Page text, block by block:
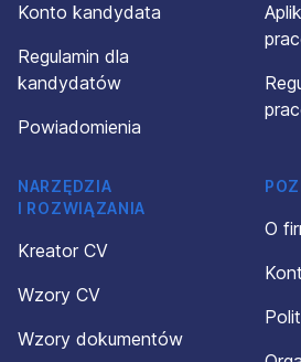
Konto kandydata
Regulamin dla
kandydatów
Powiadomienia
NARZĘDZIA
I ROZWIĄZANIA
Kreator CV
Wzory CV
Wzory dokumentów
O